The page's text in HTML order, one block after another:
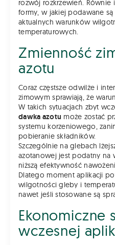
rozwój rozkrzewień.
formy, w jakiej podawane są
aktualnych warunków
temperaturowych.
Zmienność
azotu
Coraz częstsze odwilże i
zimowym sprawiają, że
W takich sytuacjach zbyt
dawka azotu może zostać
systemu korzeniowego,
pobieranie składników.
Szczególnie na glebach
azotanowej jest podatny na
niższą efektywność
Dlatego moment aplikacji
wilgotności gleby i
nawet jeśli stosowane są
Ekonomiczne
wczesnej